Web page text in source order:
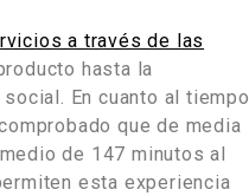
a través de las
hasta la
En cuanto al tiempo
que de media
de 147 minutos al
esta experiencia